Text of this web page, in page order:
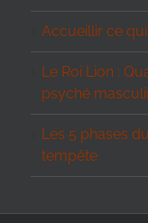
Accueillir ce
Le Roi Lion :
psyché
Les 5 phases
tempête